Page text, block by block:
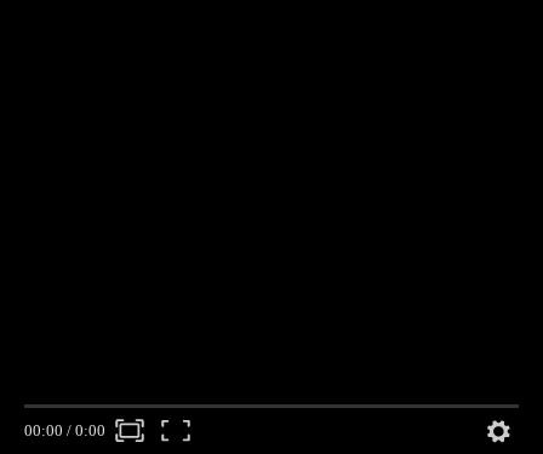
00:00 / 0:00